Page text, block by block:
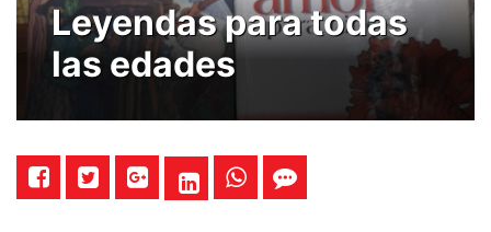
Leyendas para todas
las edades